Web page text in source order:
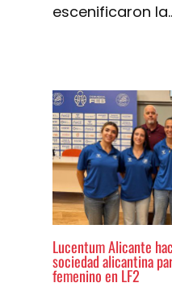
escenificaron
Lucentum Alicante
sociedad alicantina
femenino en LF2